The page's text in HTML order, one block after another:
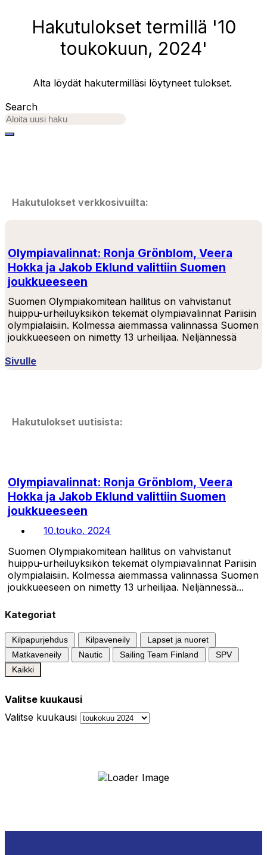
Hakutulokset termillä '10
toukokuun, 2024'
Alta löydät hakutermilläsi löytyneet tulokset.
Search
Hakutulokset verkkosivuilta:
Olympiavalinnat: Ronja Grönblom, Veera
Hokka ja Jakob Eklund valittiin Suomen
joukkueeseen
Suomen Olympiakomitean hallitus on vahvistanut
huippu-urheiluyksikön tekemät olympiavalinnat Pariisin
olympialaisiin. Kolmessa aiemmassa valinnassa Suomen
joukkueeseen on nimetty 13 urheilijaa. Neljännessä
Sivulle
Hakutulokset uutisista:
Olympiavalinnat: Ronja Grönblom, Veera
Hokka ja Jakob Eklund valittiin Suomen
joukkueeseen
10.touko. 2024
Suomen Olympiakomitean hallitus on vahvistanut
huippu-urheiluyksikön tekemät olympiavalinnat Pariisin
olympialaisiin. Kolmessa aiemmassa valinnassa Suomen
joukkueeseen on nimetty 13 urheilijaa. Neljännessä...
Kategoriat
Kilpapurjehdus Kilpaveneily
Lapset ja nuoret
Matkaveneily
Nautic Sailing Team Finland
SPV
Kaikki
Valitse kuukausi
Valitse kuukausi